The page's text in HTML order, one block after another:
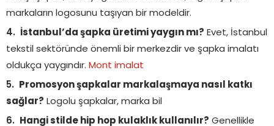
markaların logosunu taşıyan bir modeldir.
İstanbul’da şapka üretimi yaygın mı? Evet, İstanbul
tekstil sektöründe önemli bir merkezdir ve şapka imalatı
oldukça yaygındır. Mont imalat
Promosyon şapkalar markalaşmaya nasıl katkı
sağlar? Logolu şapkalar, marka bil
Hangi stilde hip hop kulaklık kullanılır? Genellikle